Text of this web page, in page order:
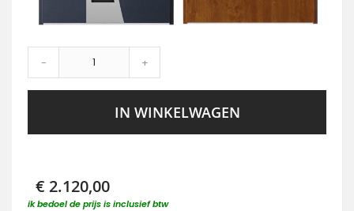
- +
IN WINKELWAGEN
€ 2.120,00
ik bedoel de prijs is inclusief btw